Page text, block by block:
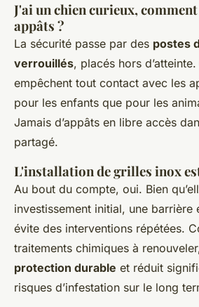
J'ai un chien curieux,
appâts ?
La sécurité passe par des postes
verrouillés, placés hors
empêchent tout contact avec les
pour les enfants que pour les
Jamais d’appâts en libre accès
partagé.
L'installation de grilles inox
Au bout du compte, oui. Bien
investissement initial, une
évite des interventions répétées.
traitements chimiques à
protection durable et réduit
risques d’infestation sur le long